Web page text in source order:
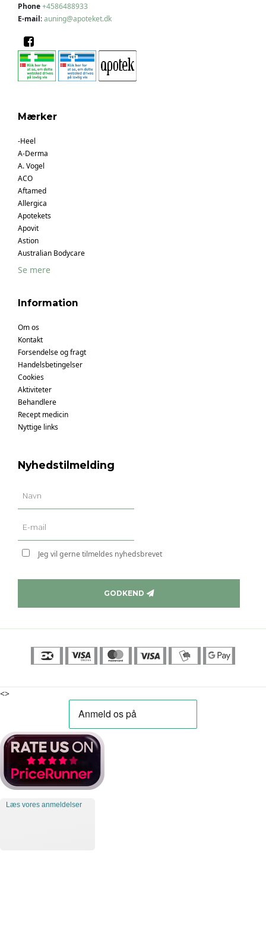
Phone+4586488933
E-mail:auning@apoteket.dk
Mærker
-Heel
A-Derma
A. Vogel
ACO
Aftamed
Allergica
Apotekets
Apovit
Astion
Australian Bodycare
Se mere
Information
Om os
Kontakt
Forsendelse og fragt
Handelsbetingelser
Cookies
Aktiviteter
Behandlere
Recept medicin
Nyttige links
Nyhedstilmelding
Jeg vil gerne tilmeldes nyhedsbrevet
GODKEND
<>
Læs vores anmeldelser